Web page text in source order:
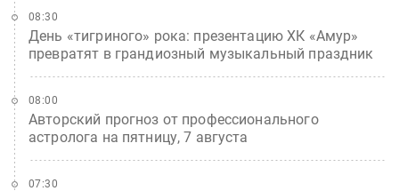
День «тигриного» рока: презентацию ХК «Амур»
превратят в грандиозный музыкальный праздник
08:30
Авторский прогноз от профессионального
астролога на пятницу, 7 августа
08:00
07:30